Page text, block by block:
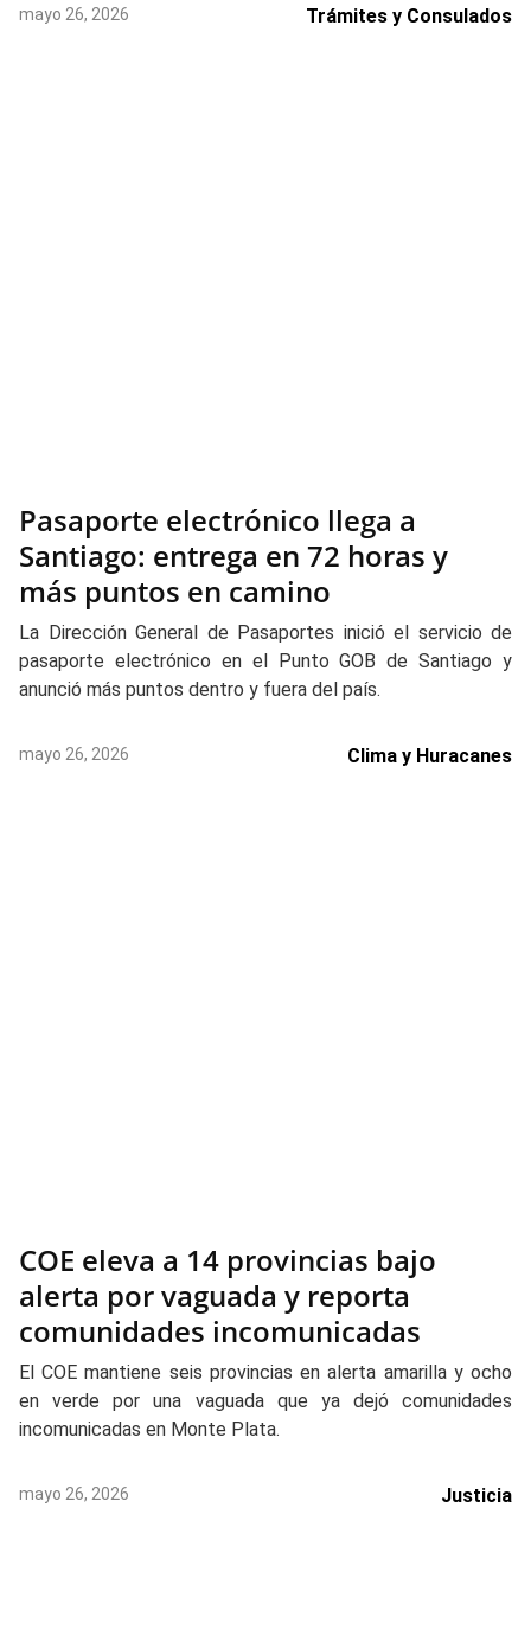
mayo 26, 2026 Trámites y Consulados
Pasaporte electrónico llega a
Santiago: entrega en 72 horas y
más puntos en camino
La Dirección General de Pasaportes inició el servicio de
pasaporte electrónico en el Punto GOB de Santiago y
anunció más puntos dentro y fuera del país.
mayo 26, 2026 Clima y Huracanes
COE eleva a 14 provincias bajo
alerta por vaguada y reporta
comunidades incomunicadas
El COE mantiene seis provincias en alerta amarilla y ocho
en verde por una vaguada que ya dejó comunidades
incomunicadas en Monte Plata.
mayo 26, 2026 Justicia